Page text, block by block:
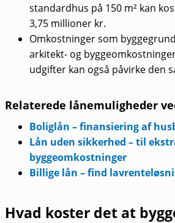
standardhus på 150 m² kan
3,75 millioner kr.
Omkostninger som
arkitekt- og
udgifter kan også påvirke den
Relaterede lånemuligheder
Boliglån – finansiering af
Lån uden sikkerhed – til
byggeomkostninger
Billige lån – find
Hvad koster det at